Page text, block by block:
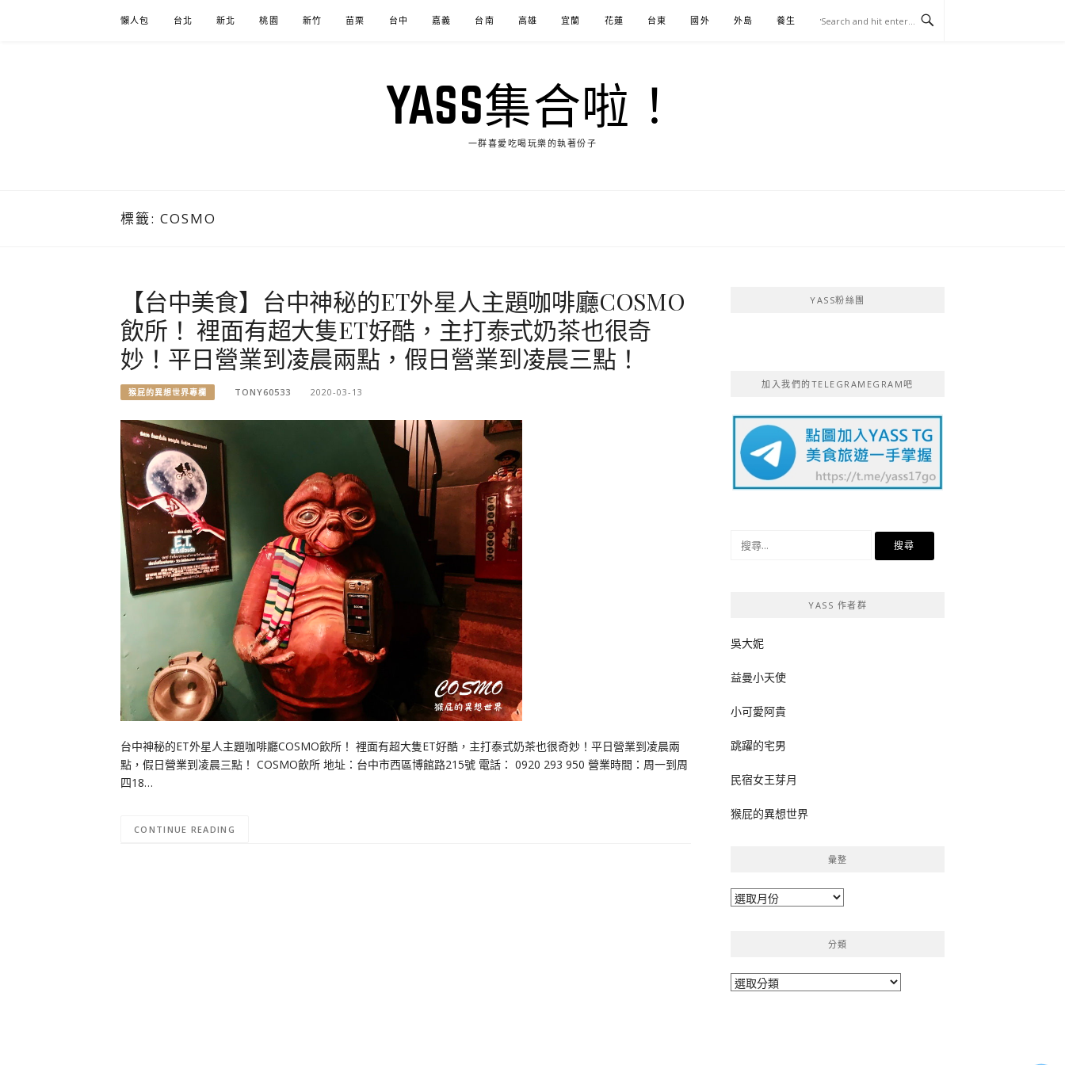
懶人包 台北 新北 桃園 新竹 苗栗 台中 嘉義 台南 高雄 宜蘭 花蓮 台東 國外 外島 養生 伴手禮
YASS集合啦！
一群喜愛吃喝玩樂的執著份子
標籤: COSMO
【台中美食】台中神秘的ET外星人主題咖啡廳COSMO
飲所！ 裡面有超大隻ET好酷，主打泰式奶茶也很奇
妙！平日營業到凌晨兩點，假日營業到凌晨三點！
猴屁的異想世界專欄 TONY60533 2020-03-13
台中神秘的ET外星人主題咖啡廳COSMO飲所！ 裡面有超大隻ET好酷，主打泰式奶茶也很奇妙！平日營業到凌晨兩
點，假日營業到凌晨三點！ COSMO飲所 地址：台中市西區博館路215號 電話： 0920 293 950 營業時間：周一到周
四18…
CONTINUE READING
YASS粉絲團
加入我們的TELEGRAMEGRAM吧
YASS 作者群
吳大妮
益曼小天使
小可愛阿貴
跳躍的宅男
民宿女王芽月
猴屁的異想世界
彙整
彙
分類
分